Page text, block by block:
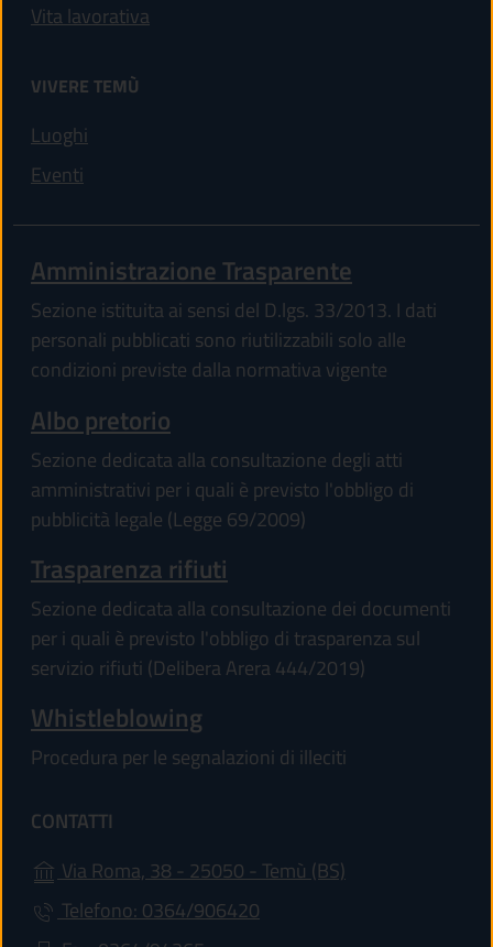
Vita lavorativa
VIVERE TEMÙ
Luoghi
Eventi
Amministrazione Trasparente
Sezione istituita ai sensi del D.lgs. 33/2013. I dati
personali pubblicati sono riutilizzabili solo alle
condizioni previste dalla normativa vigente
Albo pretorio
Sezione dedicata alla consultazione degli atti
amministrativi per i quali è previsto l'obbligo di
pubblicità legale (Legge 69/2009)
Trasparenza rifiuti
Sezione dedicata alla consultazione dei documenti
per i quali è previsto l'obbligo di trasparenza sul
servizio rifiuti (Delibera Arera 444/2019)
Whistleblowing
Procedura per le segnalazioni di illeciti
CONTATTI
Via Roma, 38 - 25050 - Temù (BS)
Telefono: 0364/906420